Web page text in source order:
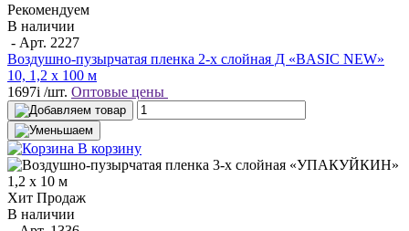
Рекомендуем
В наличии
- Арт. 2227
Воздушно-пузырчатая пленка 2-х слойная Д «BASIC NEW»
10, 1,2 х 100 м
1697i /шт. Оптовые цены
В корзину
Хит Продаж
В наличии